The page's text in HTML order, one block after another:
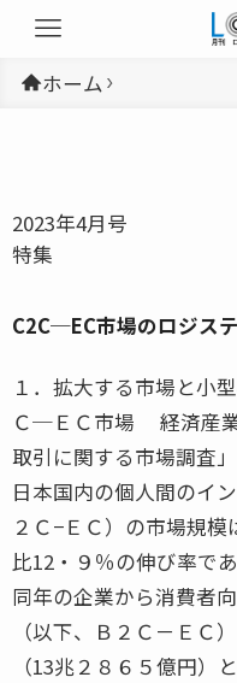
ホーム
2023年4月号
特集
C2C─EC市場のロジス
１．拡大する市場と小
Ｃ─ＥＣ市場 経済産業
取引に関する市場調査
日本国内の個人間のイ
２Ｃ−ＥＣ）の市場規
比12・９％の伸び率であ
同年の企業から消費者
（以下、Ｂ２Ｃ－ＥＣ
（13兆２８６５億円）